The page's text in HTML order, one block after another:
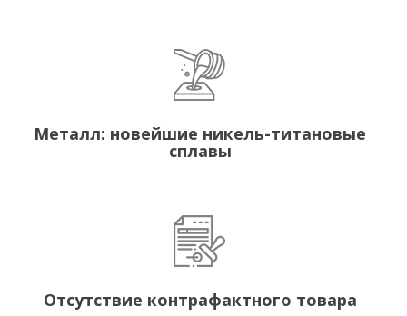
Металл: новейшие никель-титановые
сплавы
Отсутствие контрафактного товара